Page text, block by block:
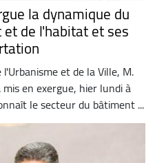
la dynamique du
de l'habitat et ses
et de la Ville, M.
en exergue, hier lundi à
le secteur du bâtiment ...